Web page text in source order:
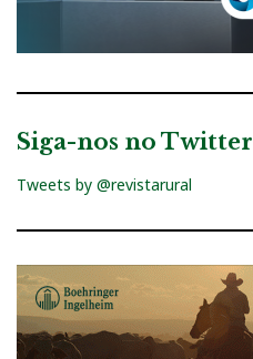
Siga-nos no Twitter
Tweets by @revistarural